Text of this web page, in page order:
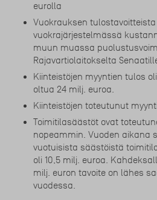
eurolla
Vuokrauksen
vuokrajärjestelmässä
muun muassa
Rajavartiolaitokselta
Kiinteistöjen myyntien tulos
oltua 24 milj. euroa.
Kiinteistöjen toteutunut
Toimitilasäästöt ovat
nopeammin. Vuoden aikana
vuotuisista säästöistä
oli 10,5 milj. euroa.
milj. euron tavoite on lähes
vuodessa.